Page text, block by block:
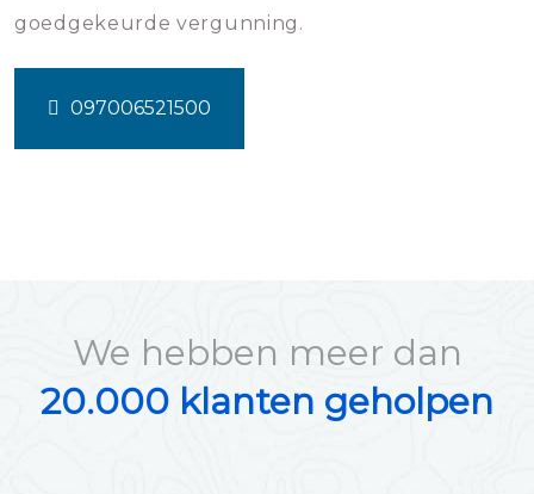
goedgekeurde vergunning.
097006521500
We hebben meer dan
20.000 klanten geholpen